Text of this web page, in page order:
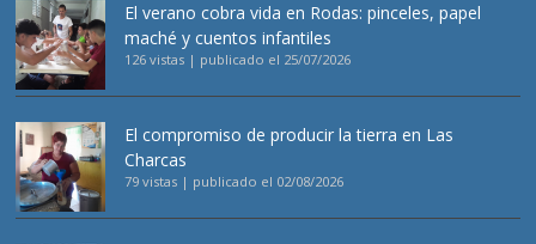
El verano cobra vida en Rodas: pinceles, papel
maché y cuentos infantiles
126 vistas | publicado el 25/07/2026
El compromiso de producir la tierra en Las
Charcas
79 vistas | publicado el 02/08/2026